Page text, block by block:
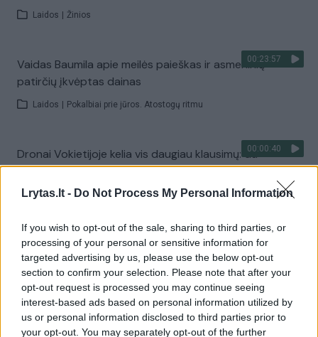
Lrytas.lt - Do Not Process My Personal Information
If you wish to opt-out of the sale, sharing to third parties, or
processing of your personal or sensitive information for
targeted advertising by us, please use the below opt-out
section to confirm your selection. Please note that after your
opt-out request is processed you may continue seeing
interest-based ads based on personal information utilized by
us or personal information disclosed to third parties prior to
your opt-out. You may separately opt-out of the further
Laidos Žinios
00:23:57
Vaidas Baumila apie meilės paieškas ir asmeninių
patirčių įkvėptas dainas
Laidos Pokalbiai prie jūros. Atostogų ritmu
00:00:40
Dronai Vokietijoje kelia vis daugiau klausimų: du
pastebėti virš karinės bazės
Žinios | Pasaulis
Visi įrašai
Žiūrimiausi įrašai